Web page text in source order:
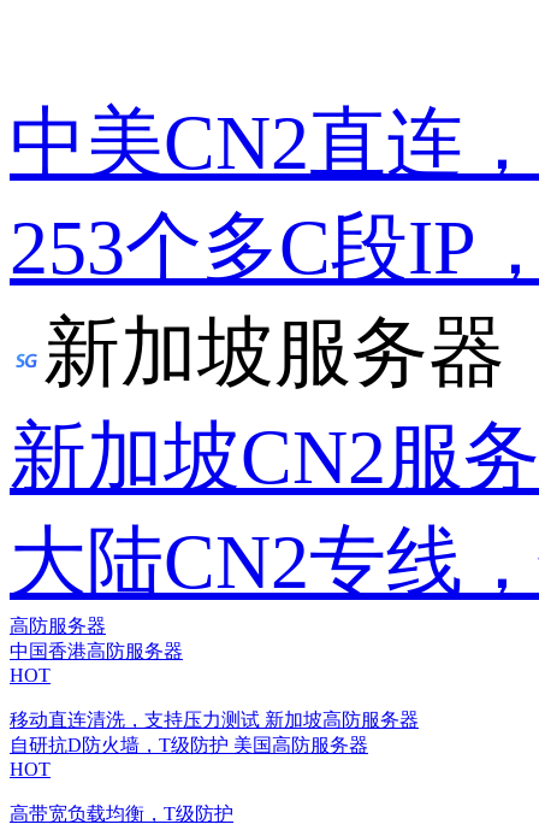
中美CN2直连
253个多C段IP
新加坡服务器
新加坡CN2服
大陆CN2专线
高防服务器
中国香港高防服务器
HOT
移动直连清洗，支持压力测试 新加坡高防服务器
自研抗D防火墙，T级防护 美国高防服务器
HOT
高带宽负载均衡，T级防护